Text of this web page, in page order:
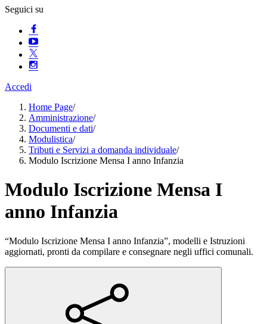
Seguici su
Accedi
Home Page/
Amministrazione/
Documenti e dati/
Modulistica/
Tributi e Servizi a domanda individuale/
Modulo Iscrizione Mensa I anno Infanzia
Modulo Iscrizione Mensa I
anno Infanzia
“Modulo Iscrizione Mensa I anno Infanzia”, modelli e Istruzioni
aggiornati, pronti da compilare e consegnare negli uffici comunali.